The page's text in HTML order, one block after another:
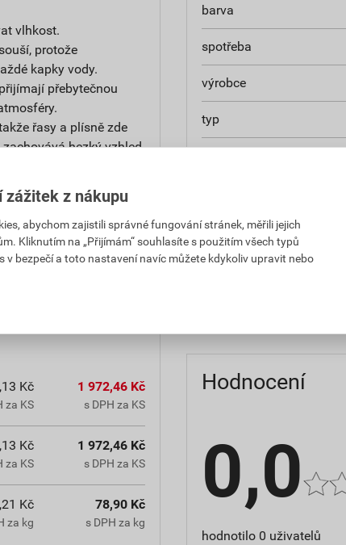
vlhkost.
protože
kapky vody.
přebytečnou
řasy a plísně zde
hezký vzhled.
zákoníkem č.
lhůta.
Kč
za KS
1 972,46 Kč
s DPH za KS
Kč
za KS
1 972,46 Kč
s DPH za KS
Kč
za kg
78,90 Kč
s DPH za kg
barva
spotřeba
výrobce
typ
hmotnost
typ výrobku
Hodnocení
0,0
hodnotilo 0 uživatelů
zážitek z nákupu
abychom zajistili správné fungování stránek, měřili jejich
Kliknutím na „Přijímám“ souhlasíte s použitím všech typů
v bezpečí a toto nastavení navíc můžete kdykoliv upravit nebo